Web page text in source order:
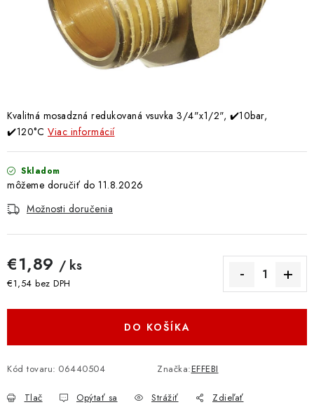
Doprava a Platba
Kvalitná mosadzná redukovaná vsuvka 3/4"x1/2", ✔️10bar,
✔️120°C Viac informácií
Skladom
11.8.2026
Možnosti doručenia
€1,89 / ks
€1,54 bez DPH
DO KOŠÍKA
Kód tovaru: 06440504 Značka:EFFEBI
Tlač Opýtať sa Strážiť Zdieľať